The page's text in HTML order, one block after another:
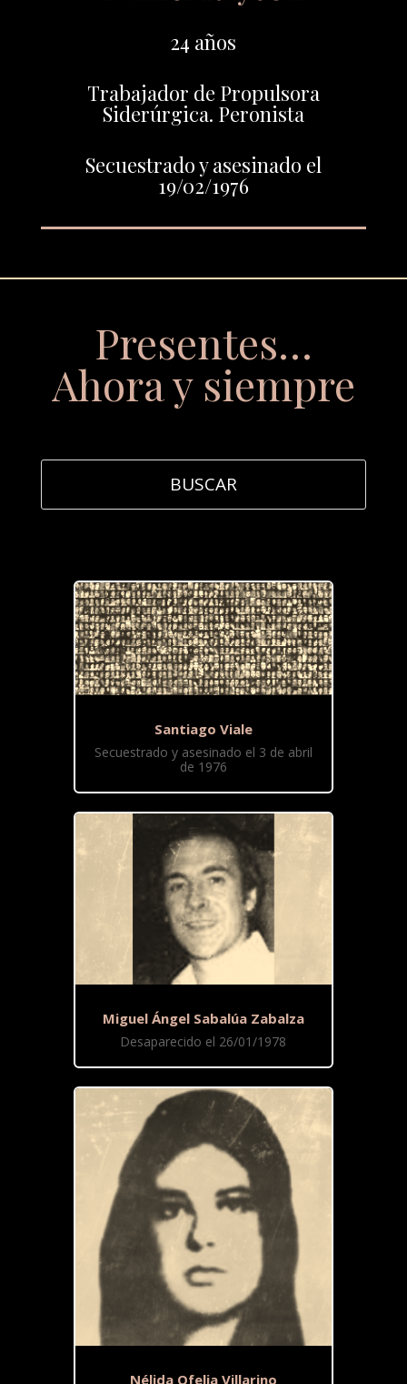
24 años
Trabajador de Propulsora
Siderúrgica. Peronista
Secuestrado y asesinado el
19/02/1976
Presentes…
Ahora y siempre
Santiago Viale
Secuestrado y asesinado el 3 de abril
de 1976
Miguel Ángel Sabalúa Zabalza
Desaparecido el 26/01/1978
Nélida Ofelia Villarino